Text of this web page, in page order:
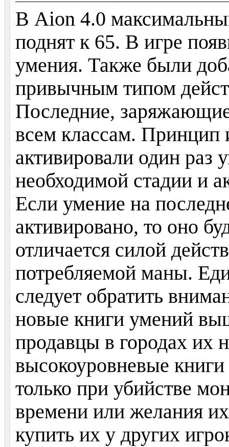
В Aion 4.0
поднят к 65. В игре
умения. Также были
привычным типом
Последние,
всем классам. Принцип
активировали один раз
необходимой стадии и
Если умение на
активировано, то оно
отличается силой
потребляемой маны.
следует обратить
новые книги умений
продавцы в городах их
высокоуровневые
только при убийстве
времени или желания
купить их у других